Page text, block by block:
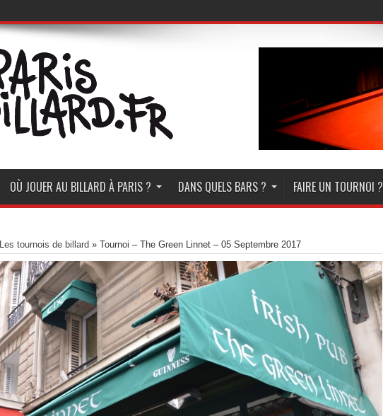
OÙ JOUER AU BILLARD À PARIS ? DANS QUELS BARS ? FAIRE UN TOURNOI ?
Les tournois de billard » Tournoi – The Green Linnet – 05 Septembre 2017